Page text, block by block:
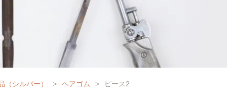
（シルバー） > ヘアゴム > ピース2